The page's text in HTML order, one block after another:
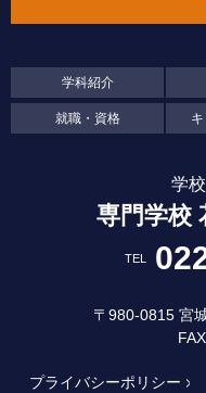
学科紹介
就職・資格
学
専門学校
TEL
〒980-0815 宮
プライバシーポリシー